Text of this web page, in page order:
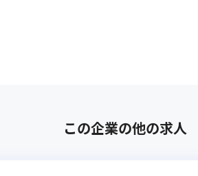
この企業の他の求人